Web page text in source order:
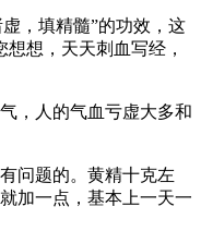
，填精髓”的功效，这
想，天天刺血写经，
，人的气血亏虚大多和
问题的。黄精十克左
加一点，基本上一天一